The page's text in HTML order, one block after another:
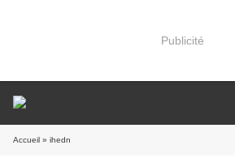
Publicité
Accueil » ihedn